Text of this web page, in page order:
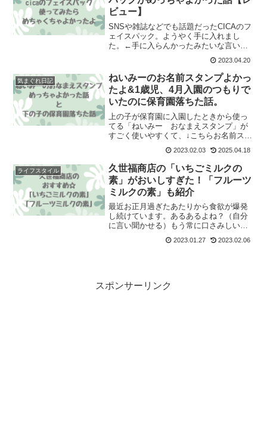
ビュー】
SNSや雑誌などでも話題だったCICAのフ
ェイスパック。ようやく手に入れまし
た。←手に入らんかったみたいな言い方
ってなかっただけ。いいらしい、という
のは耳にしていましたが子どもが産まれ
てからフェイスパック
2023.04.20
気まぐれ日記
ねいみーのお名前スタンプよかっ
たよ&1歳児、4月入園のつもりで
いたのに保育園落ちた話。
上の子が保育園に入園したときから使っ
てる「ねいみー おなまえスタンプ」が
すごく使いやすくて、↓こちらお名前スタ
用 ゴム印 15本 倒れない収納 スタンド 2
個 ひらがな 11本 漢字 3本 イラスト
2023.02.03 2025.04.18
ライフスタイル
久世福商店の「いちごミルクの
素」がおいしすぎた！「フルーツ
ミルクの素」も紹介
最近お正月過ぎたあたりから食欲が爆発
し続けています。あるあるよね？（自分
に言い聞かせる）もう常に口さみしい。
気づけば食べ物を探してる。←それやば
いやろ体重よ増えないでくれ…（無駄な
2023.01.27 2023.02.06
スポンサーリンク